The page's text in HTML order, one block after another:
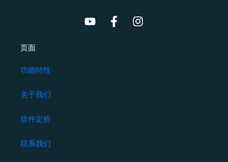
页面
功能特性
关于我们
软件定价
联系我们